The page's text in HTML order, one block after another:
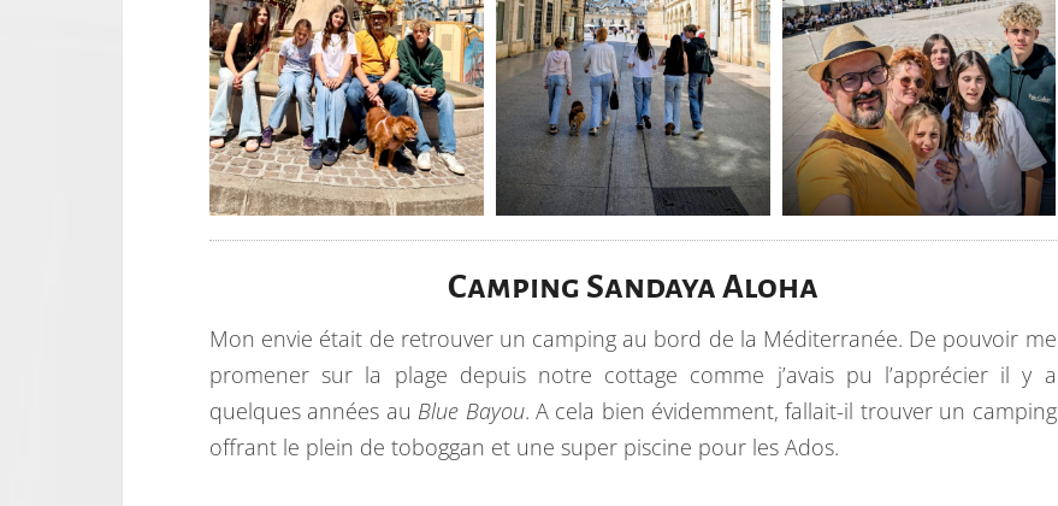
Camping Sandaya Aloha
Mon envie était de retrouver un camping au bord de la Méditerranée. De pouvoir me
promener sur la plage depuis notre cottage comme j’avais pu l’apprécier il y a
quelques années au Blue Bayou. A cela bien évidemment, fallait-il trouver un camping
offrant le plein de toboggan et une super piscine pour les Ados.